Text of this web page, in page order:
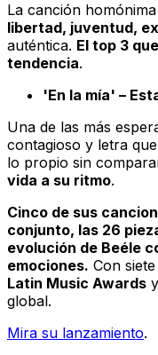
La canción
libertad, juventud,
auténtica. El top 3
tendencia.
'En la mía' –
Una de las más
contagioso y letra
lo propio sin
vida a su ritmo.
Cinco de sus
conjunto, las 26
evolución de Beéle
emociones. Con
Latin Music Awards
global.
Mira su lanzamiento.